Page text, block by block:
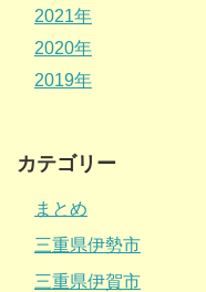
2021年
2020年
2019年
カテゴリー
まとめ
三重県伊勢市
三重県伊賀市